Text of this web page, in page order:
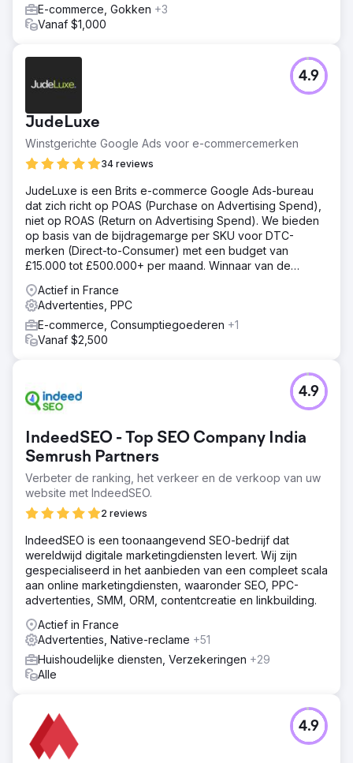
outreach-strategie. De volgende stappen waren het
creëren van een lead funnel voor de nieuwe praktijk en
Per Click)-advertenties met behulp van Google. We
advertenties geïmplementeerd.
Resultaat
67 conversies - nieuwe klanten We genereerden 67
conversies of nieuwe klanten voor de praktijk met een
CTR (Click Through Rate) van 3,1%. 157
telefoongesprekken We bereikten 157
telefoongesprekken via de campagne rechtstreeks naar
de praktijk. Nieuwe trefwoorden 55 We hebben 55
nieuwe trefwoorden voor de praktijk zien verschijnen en
een toename van het organische verkeer met 11,5%. 23
Foldervragen In totaal werden 23 foldervragen
geregistreerd.
Naar bureaupagina
E-commerce, Gokken +3
Vanaf $1,000
JudeLuxe
Winstgerichte Google Ads voor e-commercemerken
34 reviews
4.9
JudeLuxe is een Brits e-commerce Google Ads-bureau
dat zich richt op POAS (Purchase on Advertising Spend),
niet op ROAS (Return on Advertising Spend). We bieden
op basis van de bijdragemarge per SKU voor DTC-
merken (Direct-to-Consumer) met een budget van
£15.000 tot £500.000+ per maand. Winnaar van de
bureau.
Actief in France
Advertenties, PPC
E-commerce, Consumptiegoederen +1
Vanaf $2,500
IndeedSEO - Top SEO Company India
Semrush Partners
Verbeter de ranking, het verkeer en de verkoop van uw
website met IndeedSEO.
2 reviews
4.9
IndeedSEO is een toonaangevend SEO-bedrijf dat
wereldwijd digitale marketingdiensten levert. Wij zijn
gespecialiseerd in het aanbieden van een compleet scala
aan online marketingdiensten, waaronder SEO, PPC-
advertenties, SMM, ORM, contentcreatie en linkbuilding.
Actief in France
Advertenties, Native-reclame +51
Huishoudelijke diensten, Verzekeringen +29
Alle
4.9